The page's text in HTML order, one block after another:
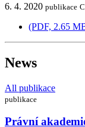
6. 4. 2020 publikace
(PDF, 2.65
News
All publikace
publikace
Právní